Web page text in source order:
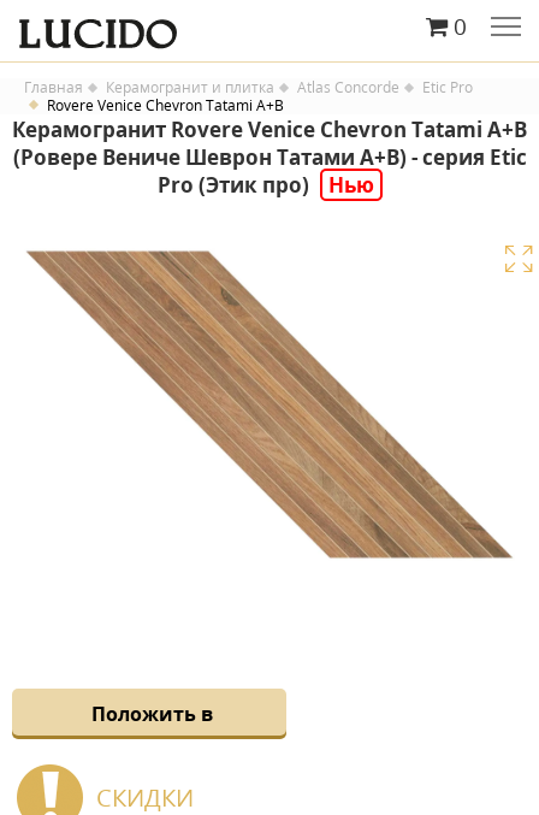
0
Главная Керамогранит и плитка Atlas Concorde
Etic Pro
Rovere Venice Chevron Tatami A+B
Керамогранит Rovere Venice Chevron Tatami A+B
(Ровере Вениче Шеврон Татами А+B) - серия Etic
Pro (Этик про)
Нью
Положить в
СКИДКИ